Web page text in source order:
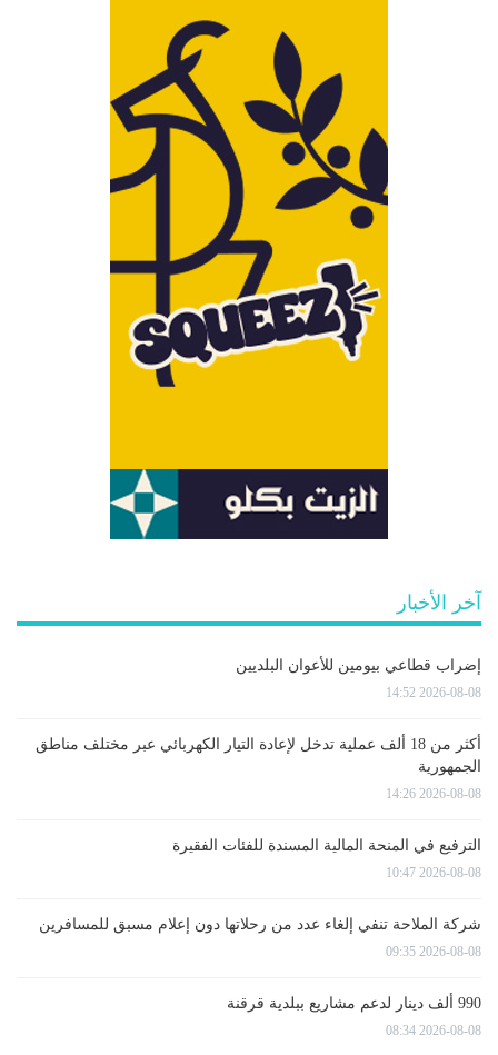
آخر الأخبار
إضراب قطاعي بيومين للأعوان البلديين
2026-08-08 14:52
أكثر من 18 ألف عملية تدخل لإعادة التيار الكهربائي عبر مختلف مناطق
الجمهورية
2026-08-08 14:26
الترفيع في المنحة المالية المسندة للفئات الفقيرة
2026-08-08 10:47
شركة الملاحة تنفي إلغاء عدد من رحلاتها دون إعلام مسبق للمسافرين
2026-08-08 09:35
990 ألف دينار لدعم مشاريع ببلدية قرقنة
2026-08-08 08:34